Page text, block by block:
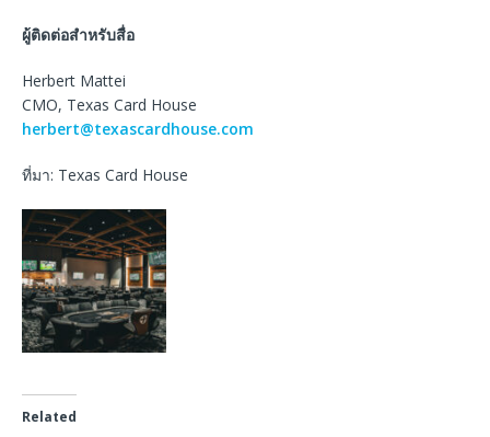
ผู้ติดต่อสำหรับสื่อ
Herbert Mattei
CMO, Texas Card House
herbert@texascardhouse.com
ที่มา: Texas Card House
Related